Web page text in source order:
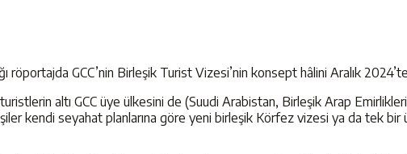
GCC’nin Birleşik Turist Vizesi’nin konsept hâlini Aralık 2024’te
altı GCC üye ülkesini de (Suudi Arabistan, Birleşik Arap
kendi seyahat planlarına göre yeni birleşik Körfez vizesi ya da tek bir